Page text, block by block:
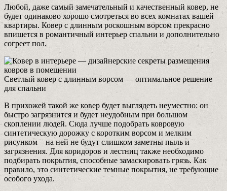
Любой, даже самый замечательный и качественный ковер, не
будет одинаково хорошо смотреться во всех комнатах вашей
квартиры. Ковер с длинным роскошным ворсом прекрасно
впишется в романтичный интерьер спальни и дополнительно
согреет пол.
Светлый ковер с длинным ворсом — оптимальное решение
для спальни
В прихожей такой же ковер будет выглядеть неуместно: он
быстро загрязнится и будет неудобным при большом
скоплении людей. Сюда лучше подобрать ковровую
синтетическую дорожку с коротким ворсом и мелким
рисунком – на ней не будут слишком заметны пыль и
загрязнения. Для коридоров и лестниц также необходимо
подбирать покрытия, способные замаскировать грязь. Как
правило, это синтетические темные покрытия, не требующие
особого ухода.